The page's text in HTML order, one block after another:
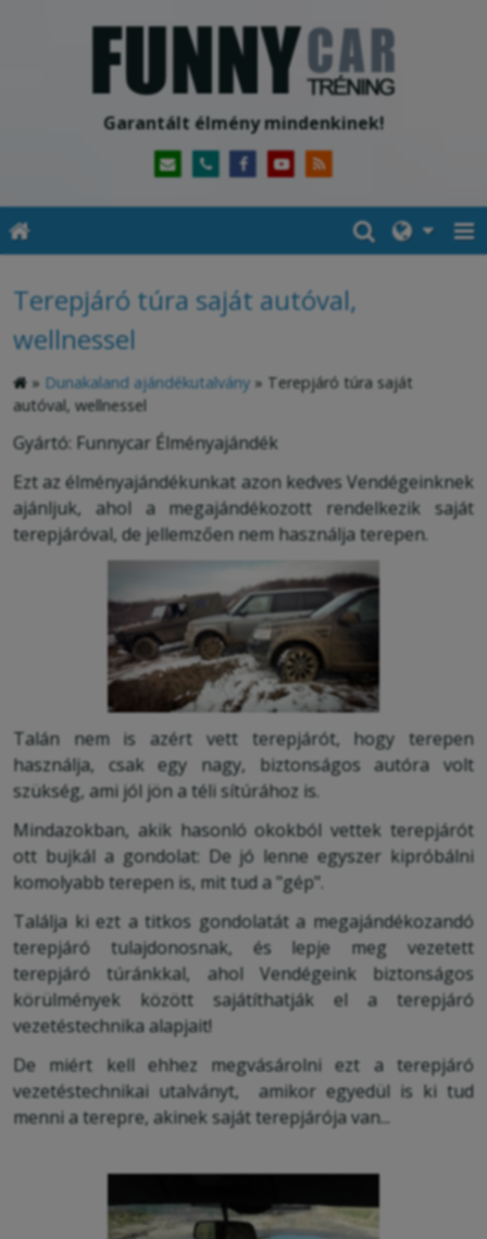
Garantált élmény mindenkinek!
Terepjáró túra saját autóval,
wellnessel
» Dunakaland ajándékutalvány » Terepjáró túra saját
autóval, wellnessel
Gyártó: Funnycar Élményajándék
Ezt az élményajándékunkat azon kedves Vendégeinknek
ajánljuk, ahol a megajándékozott rendelkezik saját
terepjáróval, de jellemzően nem használja terepen.
Talán nem is azért vett terepjárót, hogy terepen
használja, csak egy nagy, biztonságos autóra volt
szükség, ami jól jön a téli sítúrához is.
Mindazokban, akik hasonló okokból vettek terepjárót
ott bujkál a gondolat: De jó lenne egyszer kipróbálni
komolyabb terepen is, mit tud a "gép".
Találja ki ezt a titkos gondolatát a megajándékozandó
terepjáró tulajdonosnak, és lepje meg vezetett
terepjáró túránkkal, ahol Vendégeink biztonságos
körülmények között sajátíthatják el a terepjáró
vezetéstechnika alapjait!
De miért kell ehhez megvásárolni ezt a terepjáró
vezetéstechnikai utalványt, amikor egyedül is ki tud
menni a terepre, akinek saját terepjárója van...